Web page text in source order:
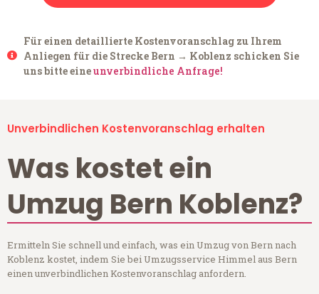
Für einen detaillierte Kostenvoranschlag zu Ihrem
Anliegen für die Strecke Bern → Koblenz schicken Sie
uns bitte eineunverbindliche Anfrage!
Unverbindlichen Kostenvoranschlag erhalten
Was kostet ein
Umzug Bern Koblenz?
Ermitteln Sie schnell und einfach, was ein Umzug von Bern nach
Koblenz kostet, indem Sie bei Umzugsservice Himmel aus Bern
einen unverbindlichen Kostenvoranschlag anfordern.